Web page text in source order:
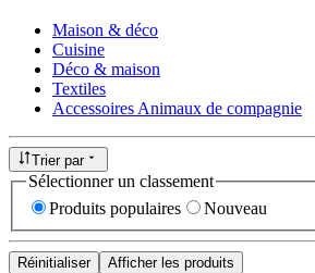
Maison & déco
Cuisine
Déco & maison
Textiles
Accessoires Animaux de compagnie
Trier par
Sélectionner un classement
Produits populaires
Nouveau
Réinitialiser
Afficher les produits